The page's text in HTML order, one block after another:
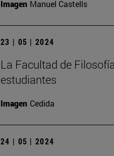
Imagen Manuel Castells
23 | 05 | 2024
La Facultad de
estudiantes
Imagen Cedida
24 | 05 | 2024